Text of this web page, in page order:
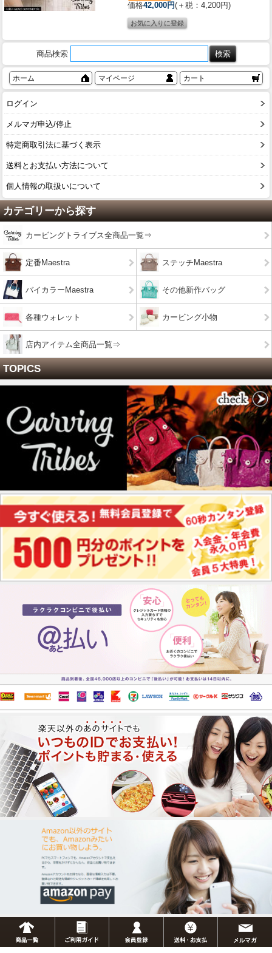
価格42,000円(＋税：4,200円)
商品検索
ホーム マイページ カート
ログイン
メルマガ申込/停止
特定商取引法に基づく表示
送料とお支払い方法について
個人情報の取扱いについて
カテゴリーから探す
カービングトライブス全商品一覧⇒
定番Maestra ステッチMaestra
バイカラーMaestra その他新作バッグ
各種ウォレット カービング小物
店内アイテム全商品一覧⇒
TOPICS